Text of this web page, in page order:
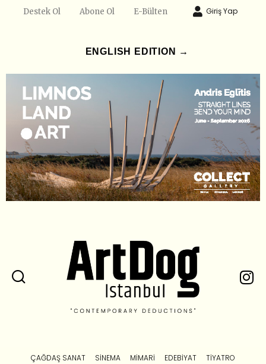
Destek Ol Abone Ol E-Bülten Giriş Yap
ENGLISH EDITION →
ÇAĞDAŞ SANAT SINEMA MIMARI EDEBIYAT
TIYATRO